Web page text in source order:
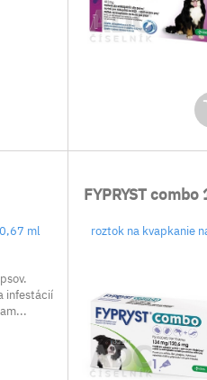
ml
infestácií
FYPRYST
roztok na kvapkanie